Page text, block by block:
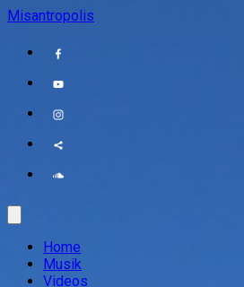
Misantropolis
Home
Musik
Videos